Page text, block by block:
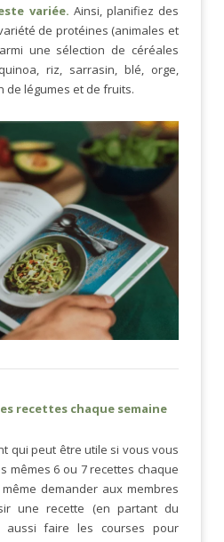
variée. Ainsi, planifiez des
de protéines (animales et
une sélection de céréales
riz, sarrasin, blé, orge,
de légumes et de fruits.
recettes chaque semaine
qui peut être utile si vous vous
mêmes 6 ou 7 recettes chaque
demander aux membres
une recette (en partant du
aussi faire les courses pour